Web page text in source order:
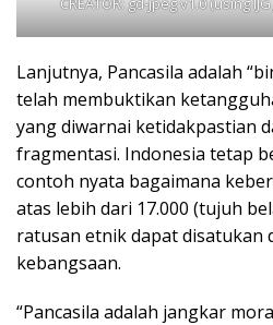
Lanjutnya, Pancasila adalah
telah membuktikan
yang diwarnai ketidakpastian
fragmentasi. Indonesia tetap
contoh nyata bagaimana
atas lebih dari 17.000 (tujuh
ratusan etnik dapat disatukan
kebangsaan.
“Pancasila adalah jangkar